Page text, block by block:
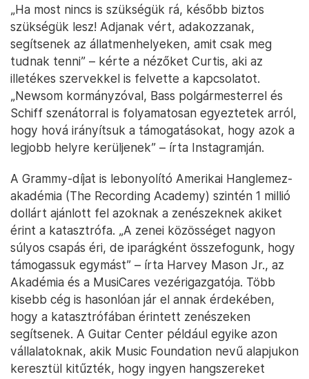
„Ha most nincs is szükségük rá, később biztos
szükségük lesz! Adjanak vért, adakozzanak,
segítsenek az állatmenhelyeken, amit csak meg
tudnak tenni” – kérte a nézőket Curtis, aki az
illetékes szervekkel is felvette a kapcsolatot.
„Newsom kormányzóval, Bass polgármesterrel és
Schiff szenátorral is folyamatosan egyeztetek arról,
hogy hová irányítsuk a támogatásokat, hogy azok a
legjobb helyre kerüljenek” – írta Instagramján.
A Grammy-díjat is lebonyolító Amerikai Hanglemez-
akadémia (The Recording Academy) szintén 1 millió
dollárt ajánlott fel azoknak a zenészeknek akiket
érint a katasztrófa. „A zenei közösséget nagyon
súlyos csapás éri, de iparágként összefogunk, hogy
támogassuk egymást” – írta Harvey Mason Jr., az
Akadémia és a MusiCares vezérigazgatója. Több
kisebb cég is hasonlóan jár el annak érdekében,
hogy a katasztrófában érintett zenészeken
segítsenek. A Guitar Center például egyike azon
vállalatoknak, akik Music Foundation nevű alapjukon
keresztül kitűzték, hogy ingyen hangszereket